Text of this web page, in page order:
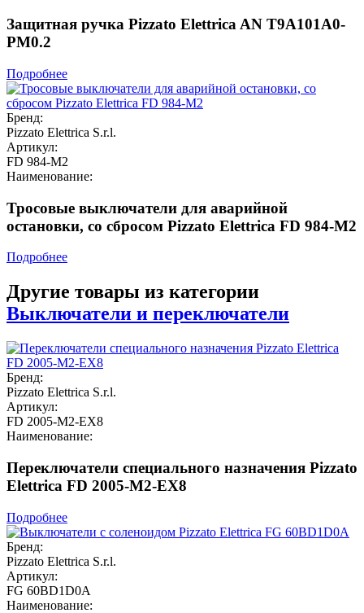
Защитная ручка Pizzato Elettrica AN T9A101A0-
PM0.2
Подробнее
Бренд:
Pizzato Elettrica S.r.l.
Артикул:
FD 984-M2
Наименование:
Тросовые выключатели для аварийной
остановки, со сбросом Pizzato Elettrica FD 984-M2
Подробнее
Другие товары из категории
Выключатели и переключатели
Бренд:
Pizzato Elettrica S.r.l.
Артикул:
FD 2005-M2-EX8
Наименование:
Переключатели специального назначения Pizzato
Elettrica FD 2005-M2-EX8
Подробнее
Бренд:
Pizzato Elettrica S.r.l.
Артикул:
FG 60BD1D0A
Наименование: